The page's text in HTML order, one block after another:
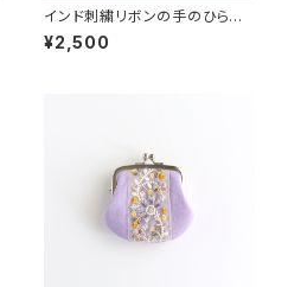
インド刺繍リボンの手のひらが
ま口ポーチ ピンク
¥2,500